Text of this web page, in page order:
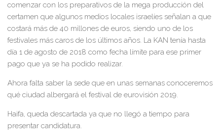
comenzar con los preparativos de la mega producción del
certamen que algunos medios locales israelíes señalan a que
costará más de 40 millones de euros, siendo uno de los
festivales más caros de los últimos años. La KAN tenía hasta
día 1 de agosto de 2018 como fecha límite para ese primer
pago que ya se ha podido realizar.
Ahora falta saber la sede que en unas semanas conoceremos
qué ciudad albergará el festival de eurovisión 2019.
Haifa, queda descartada ya que no llegó a tiempo para
presentar candidatura.